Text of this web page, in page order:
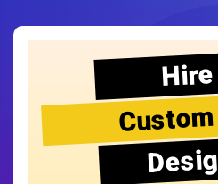
Hire